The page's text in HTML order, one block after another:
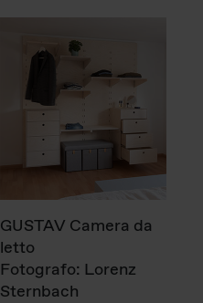
GUSTAV Camera da
letto
Fotografo: Lorenz
Sternbach